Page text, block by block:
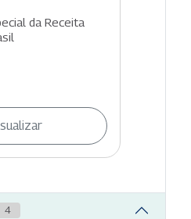
da Receita
4